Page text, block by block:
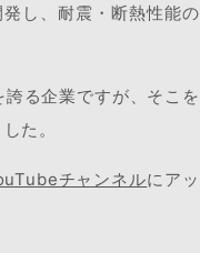
し、耐震・断熱性能の
る企業ですが、そこを
た。
チャンネルにアッ